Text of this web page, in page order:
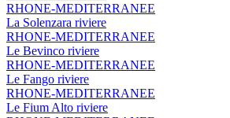
RHONE-MEDITERRANEE
La Solenzara riviere
RHONE-MEDITERRANEE
Le Bevinco riviere
RHONE-MEDITERRANEE
Le Fango riviere
RHONE-MEDITERRANEE
Le Fium Alto riviere